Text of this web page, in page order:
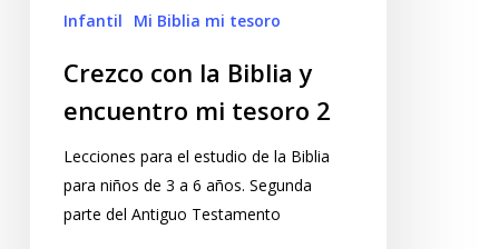
Infantil Mi Biblia mi tesoro
Crezco con la Biblia y
encuentro mi tesoro 2
Lecciones para el estudio de la Biblia
para niños de 3 a 6 años. Segunda
parte del Antiguo Testamento